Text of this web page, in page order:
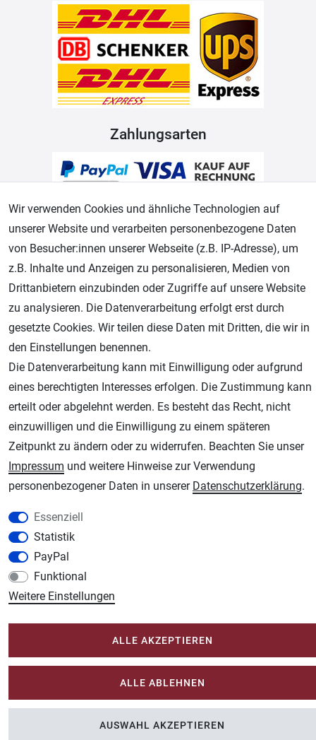
Zahlungsarten
Geprüfter Shop
AGB Widerrufsrecht Datenschutz Impressum
Unsere weiteren Shops:
Schmincke-City.de
Schmincke Künstlerfarben das Gesamtsortiment
Plotter-City.com
Schneideplotter, Transferpressen, Siebdruck und Plotterfolien
Modellbau-City.com
Spiel.
Küchen Zubehör - Haus/Garten - Tierbedarf
Wir verwenden Cookies und ähnliche Technologien auf
unserer Website und verarbeiten personenbezogene Daten
von Besucher:innen unserer Webseite (z.B. IP-Adresse), um
z.B. Inhalte und Anzeigen zu personalisieren, Medien von
Drittanbietern einzubinden oder Zugriffe auf unsere Website
zu analysieren. Die Datenverarbeitung erfolgt erst durch
gesetzte Cookies. Wir teilen diese Daten mit Dritten, die wir in
den Einstellungen benennen.
Die Datenverarbeitung kann mit Einwilligung oder aufgrund
eines berechtigten Interesses erfolgen. Die Zustimmung kann
erteilt oder abgelehnt werden. Es besteht das Recht, nicht
einzuwilligen und die Einwilligung zu einem späteren
Zeitpunkt zu ändern oder zu widerrufen. Beachten Sie unser
Impressum und weitere Hinweise zur Verwendung
personenbezogener Daten in unserer Daten­schutz­erklärung.
Essenziell
Statistik
PayPal
Funktional
Weitere Einstellungen
ALLE AKZEPTIEREN
ALLE ABLEHNEN
AUSWAHL AKZEPTIEREN